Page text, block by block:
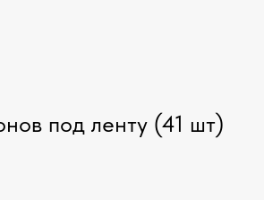
под ленту (41 шт)